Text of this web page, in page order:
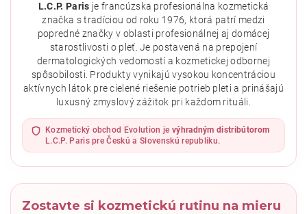
Vložením hodnotenie súhlasíte s
podmienkami ochrany
osobných údajov.
L.C.P. Paris je francúzska profesionálna kozmetická
značka s tradíciou od roku 1976, ktorá patrí medzi
popredné značky v oblasti profesionálnej aj domácej
starostlivosti o pleť. Je postavená na prepojení
dermatologických vedomostí a kozmetickej odbornej
spôsobilosti. Produkty vynikajú vysokou koncentráciou
aktívnych látok pre cielené riešenie potrieb pleti a prinášajú
luxusný zmyslový zážitok pri každom rituáli.
Kozmetický obchod Evolution je výhradným distribútorom
L.C.P. Paris pre Českú a Slovenskú republiku.
Zostavte si kozmetickú rutinu na mieru